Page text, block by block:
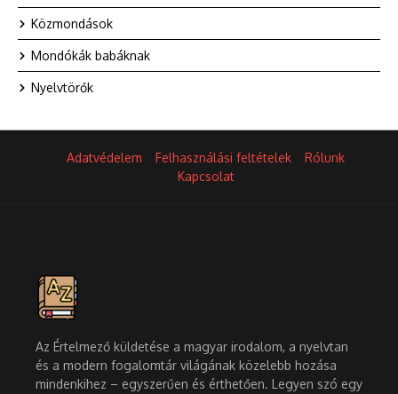
Közmondások
Mondókák babáknak
Nyelvtörők
Adatvédelem Felhasználási feltételek
Rólunk
Kapcsolat
Az Értelmező küldetése a magyar irodalom, a nyelvtan
és a modern fogalomtár világának közelebb hozása
mindenkihez – egyszerűen és érthetően. Legyen szó egy